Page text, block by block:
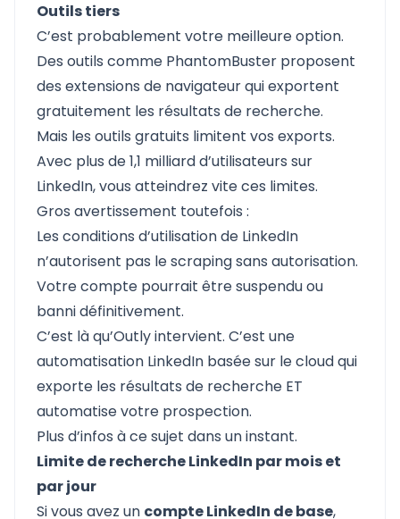
Outils tiers
C’est probablement votre meilleure option.
Des outils comme PhantomBuster proposent
des extensions de navigateur qui exportent
gratuitement les résultats de recherche.
Mais les outils gratuits limitent vos exports.
Avec plus de 1,1 milliard d’utilisateurs sur
LinkedIn, vous atteindrez vite ces limites.
Gros avertissement toutefois :
Les conditions d’utilisation de LinkedIn
n’autorisent pas le scraping sans autorisation.
Votre compte pourrait être suspendu ou
banni définitivement.
C’est là qu’Outly intervient. C’est une
automatisation LinkedIn basée sur le cloud qui
exporte les résultats de recherche ET
automatise votre prospection.
Plus d’infos à ce sujet dans un instant.
Limite de recherche LinkedIn par mois et
par jour
Si vous avez un compte LinkedIn de base,